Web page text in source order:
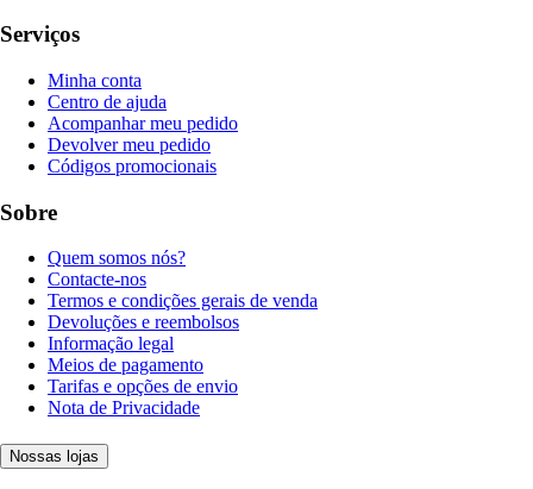
Serviços
Minha conta
Centro de ajuda
Acompanhar meu pedido
Devolver meu pedido
Códigos promocionais
Sobre
Quem somos nós?
Contacte-nos
Termos e condições gerais de venda
Devoluções e reembolsos
Informação legal
Meios de pagamento
Tarifas e opções de envio
Nota de Privacidade
Nossas lojas